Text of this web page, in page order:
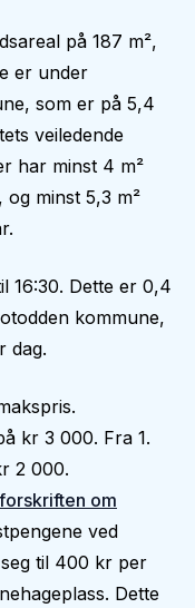
på 187 m²,
er under
som er på 5,4
veiledende
har minst 4 m²
minst 5,3 m²
16:30. Dette er 0,4
kommune,
dag.
kr 3 000. Fra 1.
2 000.
forskriften om
ved
til 400 kr per
Dette